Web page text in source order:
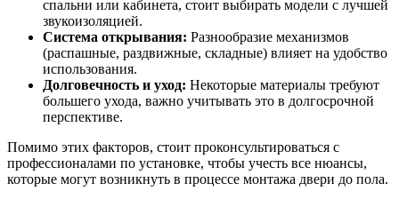
спальни или кабинета, стоит выбирать модели с лучшей
звукоизоляцией.
Система открывания: Разнообразие механизмов
(распашные, раздвижные, складные) влияет на удобство
использования.
Долговечность и уход: Некоторые материалы требуют
большего ухода, важно учитывать это в долгосрочной
перспективе.
Помимо этих факторов, стоит проконсультироваться с
профессионалами по установке, чтобы учесть все нюансы,
которые могут возникнуть в процессе монтажа двери до пола.